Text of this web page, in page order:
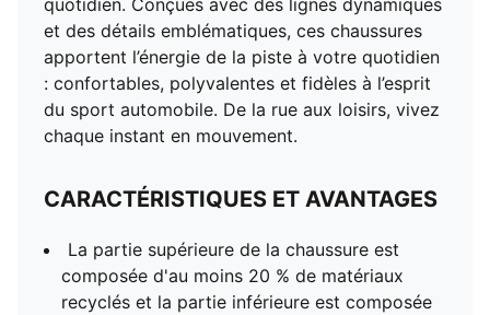
quotidien. Conçues avec des lignes dynamiques
et des détails emblématiques, ces chaussures
apportent l’énergie de la piste à votre quotidien
: confortables, polyvalentes et fidèles à l’esprit
du sport automobile. De la rue aux loisirs, vivez
chaque instant en mouvement.
CARACTÉRISTIQUES ET AVANTAGES
La partie supérieure de la chaussure est
composée d'au moins 20 % de matériaux
recyclés et la partie inférieure est composée